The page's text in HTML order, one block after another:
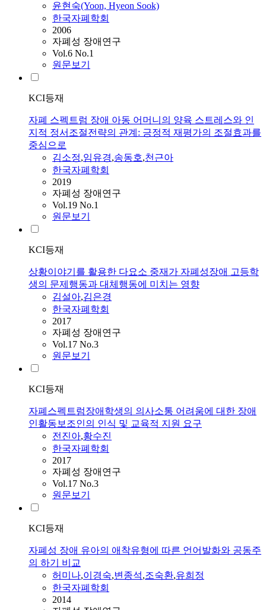
윤현숙(Yoon, Hyeon Sook)
한국자폐학회
2006
자폐성 장애연구
Vol.6 No.1
원문보기
KCI등재
자폐 스펙트럼 장애 아동 어머니의 양육 스트레스와 인
지적 정서조절전략의 관계: 긍정적 재평가의 조절효과를
중심으로
김소정,임유경,송동호,천근아
한국자폐학회
2019
자폐성 장애연구
Vol.19 No.1
원문보기
KCI등재
상황이야기를 활용한 다요소 중재가 자폐성장애 고등학
생의 문제행동과 대체행동에 미치는 영향
김설아,김은경
한국자폐학회
2017
자폐성 장애연구
Vol.17 No.3
원문보기
KCI등재
자폐스펙트럼장애학생의 의사소통 어려움에 대한 장애
인활동보조인의 인식 및 교육적 지원 요구
전진아,황수진
한국자폐학회
2017
자폐성 장애연구
Vol.17 No.3
원문보기
KCI등재
자폐성 장애 유아의 애착유형에 따른 언어발화와 공동주
의 하기 비교
허미나,이경숙,변종석,조숙환,유희정
한국자폐학회
2014